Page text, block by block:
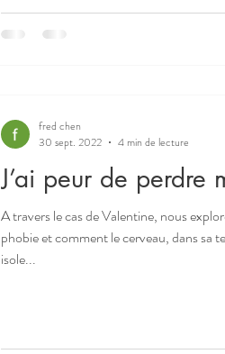
J’ai peur de perdre
A travers le cas de Valentine, nous
phobie et comment le cerveau, dans sa
isole...
fred chen
30 sept. 2022
4 min de lecture